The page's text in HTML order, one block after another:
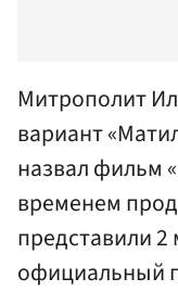
Митрополит
вариант
назвал фильм
временем
представили
официальный